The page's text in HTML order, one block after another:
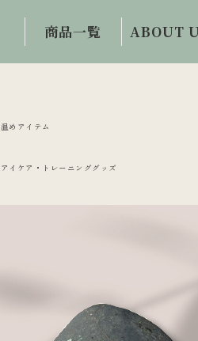
商品一覧
ワイルドブルー
アイケア・トレ
ーニンググッズ
ABOUT
温めアイテム
アイケア・トレーニンググッズ